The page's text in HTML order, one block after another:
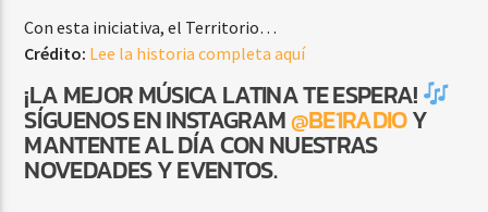
Con esta iniciativa, el Territorio…
Crédito: Lee la historia completa aquí
¡LA MEJOR MÚSICA LATINA TE ESPERA!
SÍGUENOS EN INSTAGRAM@BE1RADIOY
MANTENTE AL DÍA CON NUESTRAS
NOVEDADES Y EVENTOS.